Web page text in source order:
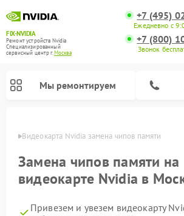
FIX-NVIDIA
Ремонт устройств Nvidia
Специализированный
cервисный центр г.Москва
+7 (495)
Ежедневно с
+7 (800)
Звонок
Мы ремонтируем
Видеокарта Nvidia замена чипов памяти
Замена чипов памяти на
видеокарте Nvidia в
Привезем и увезем видеокарту